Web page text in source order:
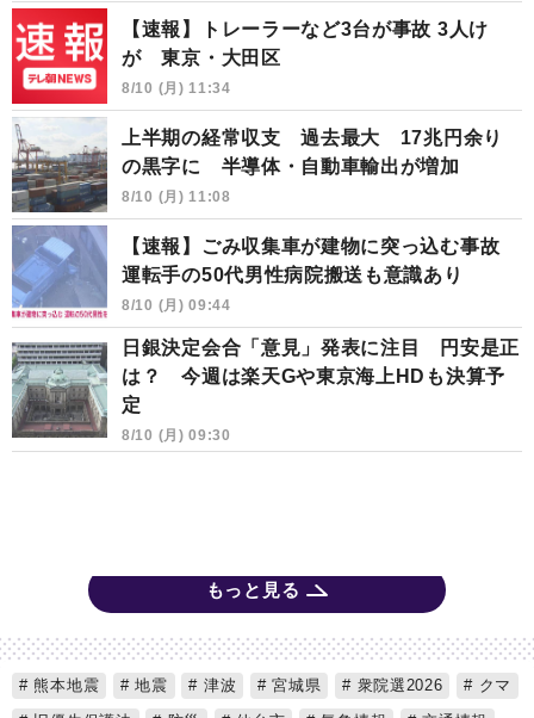
【速報】トレーラーなど3台が事故 3人け
が 東京・大田区
8/10 (月) 11:34
上半期の経常収支 過去最大 17兆円余り
の黒字に 半導体・自動車輸出が増加
8/10 (月) 11:08
【速報】ごみ収集車が建物に突っ込む事故
運転手の50代男性病院搬送も意識あり
8/10 (月) 09:44
日銀決定会合「意見」発表に注目 円安是正
は？ 今週は楽天Gや東京海上HDも決算予
定
8/10 (月) 09:30
もっと見る
熊本地震 地震 津波 宮城県 衆院選2026
クマ